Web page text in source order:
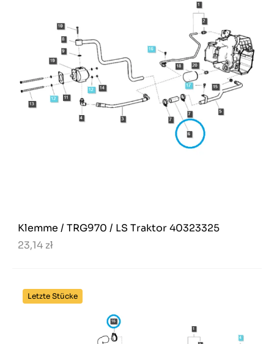
Klemme / TRG970 / LS Traktor 40323325
23,14 zł
Letzte Stücke